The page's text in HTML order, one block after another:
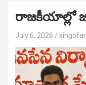
రాజకీయాల్లో
July 6, 2026